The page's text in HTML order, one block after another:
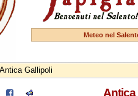
Meteo nel
Antica Gallipoli
Antica